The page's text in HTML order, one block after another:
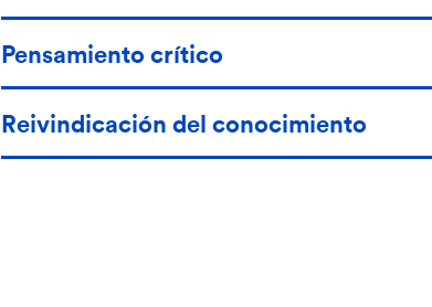
Pensamiento crítico
Reivindicación del conocimiento